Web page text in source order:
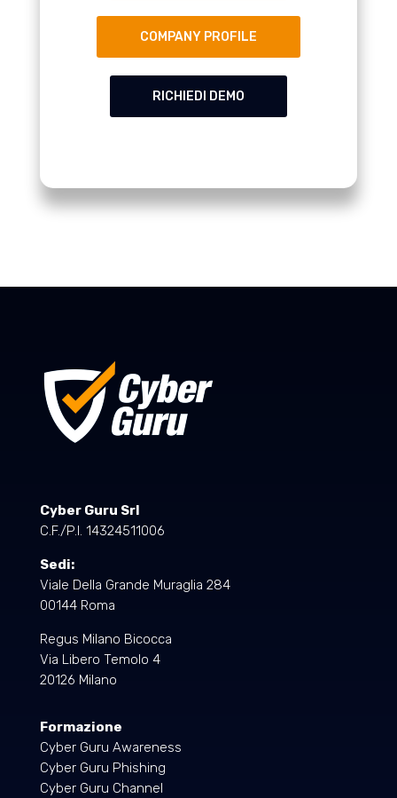
COMPANY PROFILE
RICHIEDI DEMO
Cyber Guru Srl
C.F./P.I. 14324511006
Sedi:
Viale Della Grande Muraglia 284
00144 Roma
Regus Milano Bicocca
Via Libero Temolo 4
20126 Milano
Formazione
Cyber Guru Awareness
Cyber Guru Phishing
Cyber Guru Channel